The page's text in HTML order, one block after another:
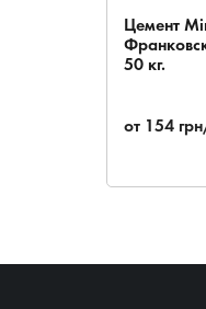
Цемент
50 кг.
от 154